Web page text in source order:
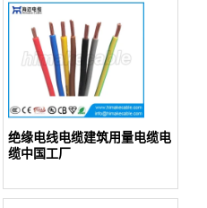
绝缘电线电缆建筑用量电缆电
缆中国工厂